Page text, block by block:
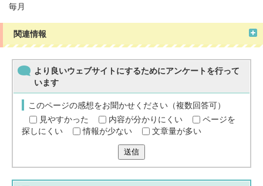
毎月
関連情報
より良いウェブサイトにするためにアンケートを行って
います
このページの感想をお聞かせください（複数回答可）
見やすかった
内容が分かりにくい
ページを
探しにくい
情報が少ない 文章量が多い
送信